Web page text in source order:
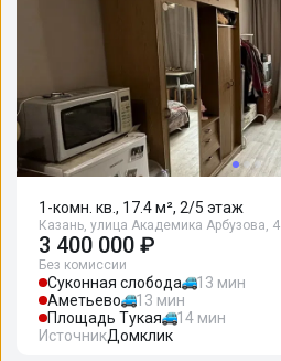
1-комн. кв., 17.4 м², 2/5 этаж
Казань, улица Академика Арбузова, 4
3 400 000 ₽
Без комиссии
Суконная слобода
13 мин
Аметьево
13 мин
Площадь Тукая
14 мин
ИсточникДомклик